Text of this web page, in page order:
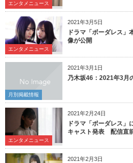
エンタメニュース
2021年3月5日
エンタメニュース
ドラマ「ボーダレス
像が公開
2021年3月1日
月別掲載情報
乃木坂46：2021年3月
2021年2月24日
エンタメニュース
ドラマ「ボーダレス」
キャスト発表 配信直
2021年2月3日